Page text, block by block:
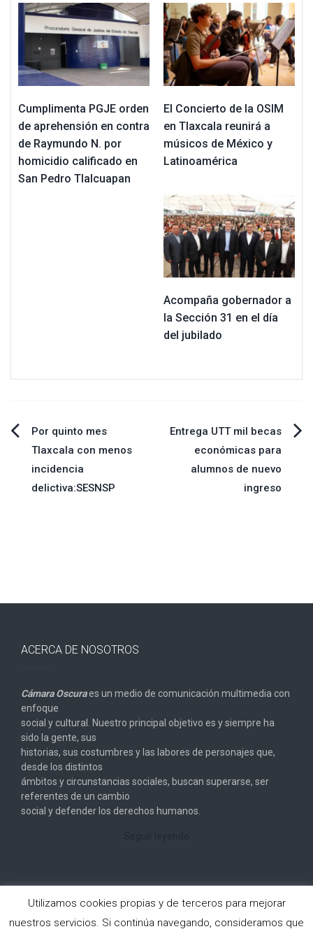
Cumplimenta PGJE orden
de aprehensión en contra
de Raymundo N. por
homicidio calificado en
San Pedro Tlalcuapan
El Concierto de la OSIM
en Tlaxcala reunirá a
músicos de México y
Latinoamérica
Acompaña gobernador a
la Sección 31 en el día
del jubilado
Navegación
de
Por quinto mes
Tlaxcala con menos
incidencia
delictiva:SESNSP
Entrega UTT mil becas
económicas para
alumnos de nuevo
ingreso
ACERCA DE NOSOTROS
Cámara Oscuraes un medio de comunicación multimedia con
enfoque
social y cultural. Nuestro principal objetivo es y siempre ha
sido la gente, sus
historias, sus costumbres y las labores de personajes que,
desde los distintos
ámbitos y circunstancias sociales, buscan superarse, ser
referentes de un cambio
social y defender los derechos humanos.
Copyright © 2026Cámara Oscura. All rights reserved.
Utilizamos cookies propias y de terceros para mejorar
nuestros servicios. Si continúa navegando, consideramos que